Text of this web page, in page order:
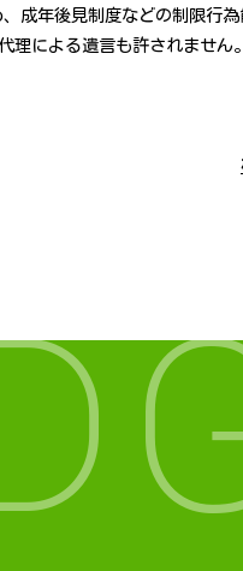
成年後見制度などの制限行
理による遺言も許されませ